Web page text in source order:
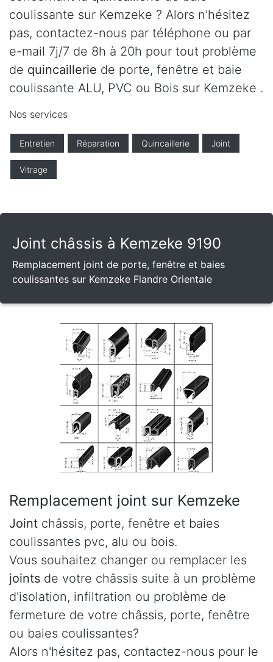
coulissante sur Kemzeke ? Alors n'hésitez
pas, contactez-nous par téléphone ou par
e-mail 7j/7 de 8h à 20h pour tout problème
de quincaillerie de porte, fenêtre et baie
coulissante ALU, PVC ou Bois sur Kemzeke .
Nos services
Entretien Réparation Quincaillerie Joint
Vitrage
Joint châssis à Kemzeke 9190
Remplacement joint de porte, fenêtre et baies
coulissantes sur Kemzeke Flandre Orientale
Remplacement joint sur Kemzeke
Joint châssis, porte, fenêtre et baies
coulissantes pvc, alu ou bois.
Vous souhaitez changer ou remplacer les
joints de votre châssis suite à un problème
d'isolation, infiltration ou problème de
fermeture de votre châssis, porte, fenêtre
ou baies coulissantes?
Alors n'hésitez pas, contactez-nous pour le